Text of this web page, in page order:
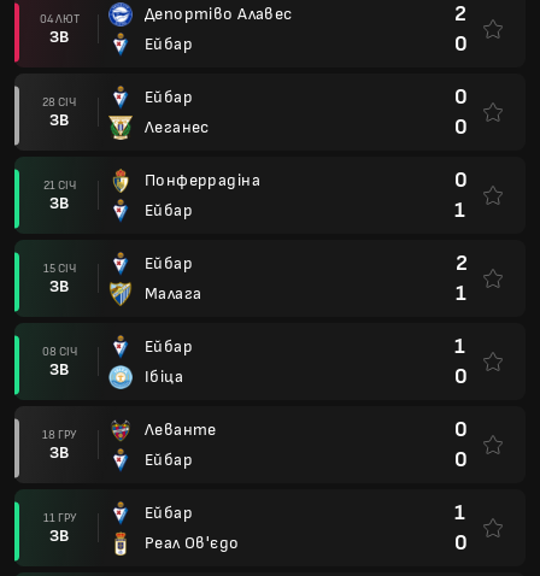
04 ЛЮТ
ЗВ
Депортіво Алавес
Ейбар
2
0
28 СІЧ
ЗВ
Ейбар
Леганес
0
0
21 СІЧ
ЗВ
Понферрадіна
Ейбар
0
1
15 СІЧ
ЗВ
Ейбар
Малага
2
1
08 СІЧ
ЗВ
Ейбар
Ібіца
1
0
18 ГРУ
ЗВ
Леванте
Ейбар
0
0
11 ГРУ
ЗВ
Ейбар
Реал Ов'єдо
1
0